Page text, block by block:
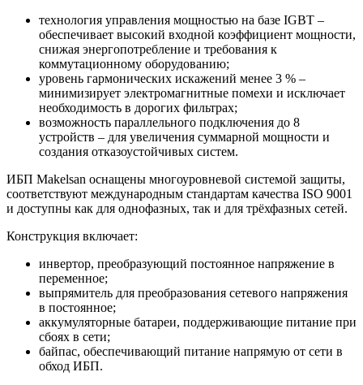
технология управления мощностью на базе IGBT –
обеспечивает высокий входной коэффициент мощности,
снижая энергопотребление и требования к
коммутационному оборудованию;
уровень гармонических искажений менее 3 % –
минимизирует электромагнитные помехи и исключает
необходимость в дорогих фильтрах;
возможность параллельного подключения до 8
устройств – для увеличения суммарной мощности и
создания отказоустойчивых систем.
ИБП Makelsan оснащены многоуровневой системой защиты,
соответствуют международным стандартам качества ISO 9001
и доступны как для однофазных, так и для трёхфазных сетей.
Конструкция включает:
инвертор, преобразующий постоянное напряжение в
переменное;
выпрямитель для преобразования сетевого напряжения
в постоянное;
аккумуляторные батареи, поддерживающие питание при
сбоях в сети;
байпас, обеспечивающий питание напрямую от сети в
обход ИБП.